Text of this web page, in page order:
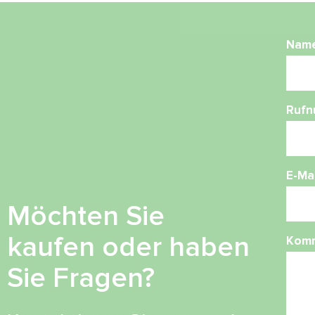
Möchten Sie
kaufen oder haben
Sie Fragen?
E-